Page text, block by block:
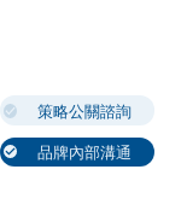
策略公關諮詢
品牌內部溝通